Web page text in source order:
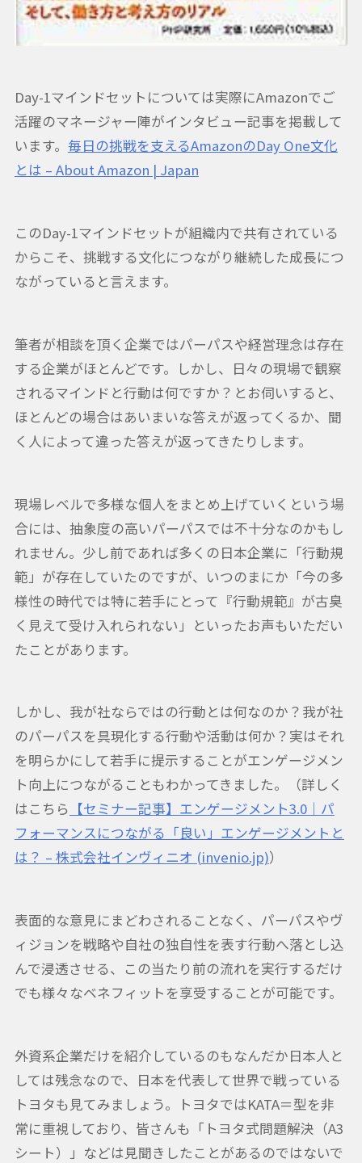
Day-1マインドセットについては実際にAmazonでご
活躍のマネージャー陣がインタビュー記事を掲載して
います。 毎日の挑戦を支えるAmazonのDay One文化
とは – About Amazon | Japan
このDay-1マインドセットが組織内で共有されている
からこそ、挑戦する文化につながり継続した成長につ
ながっていると言えます。
筆者が相談を頂く企業ではパーパスや経営理念は存在
する企業がほとんどです。しかし、日々の現場で観察
されるマインドと行動は何ですか？とお伺いすると、
ほとんどの場合はあいまいな答えが返ってくるか、聞
く人によって違った答えが返ってきたりします。
現場レベルで多様な個人をまとめ上げていくという場
合には、抽象度の高いパーパスでは不十分なのかもし
れません。少し前であれば多くの日本企業に「行動規
範」が存在していたのですが、いつのまにか「今の多
様性の時代では特に若手にとって『行動規範』が古臭
く見えて受け入れられない」といったお声もいただい
たことがあります。
しかし、我が社ならではの行動とは何なのか？我が社
のパーパスを具現化する行動や活動は何か？実はそれ
を明らかにして若手に提示することがエンゲージメン
ト向上につながることもわかってきました。（詳しく
はこちら 【セミナー記事】エンゲージメント3.0｜パ
フォーマンスにつながる「良い」エンゲージメントと
は？ – 株式会社インヴィニオ (invenio.jp)）
表面的な意見にまどわされることなく、パーパスやヴ
ィジョンを戦略や自社の独自性を表す行動へ落とし込
んで浸透させる、この当たり前の流れを実行するだけ
でも様々なベネフィットを享受することが可能です。
外資系企業だけを紹介しているのもなんだか日本人と
しては残念なので、日本を代表して世界で戦っている
トヨタも見てみましょう。トヨタではKATA＝型を非
常に重視しており、皆さんも「トヨタ式問題解決（A3
シート）」などは見聞きしたことがあるのではないで